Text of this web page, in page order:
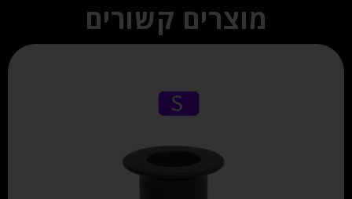
מוצרים קשורים